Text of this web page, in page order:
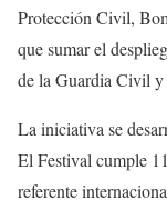
Protección Civil,
que sumar el
de la Guardia Civil y
La iniciativa se
El Festival cumple
referente